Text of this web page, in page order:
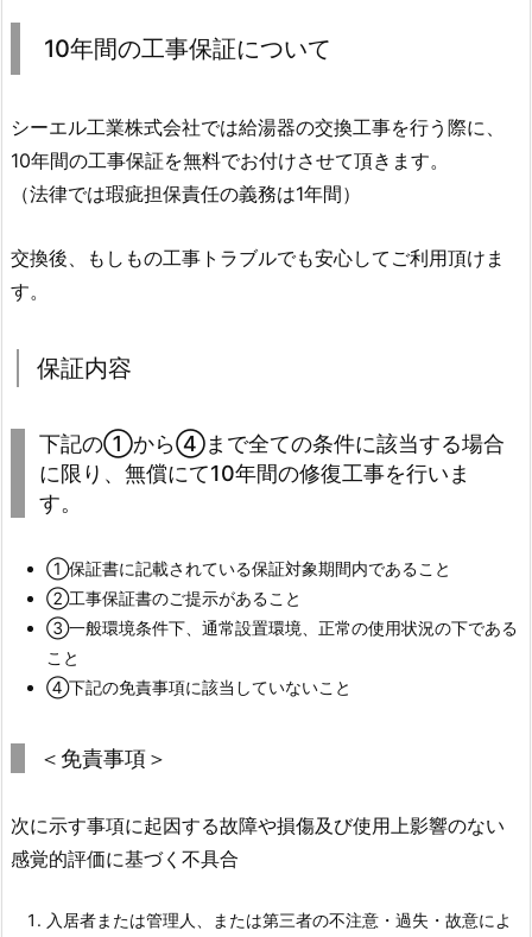
10年間の工事保証について
シーエル工業株式会社では給湯器の交換工事を行う際に、
10年間の工事保証を無料でお付けさせて頂きます。
（法律では瑕疵担保責任の義務は1年間）
交換後、もしもの工事トラブルでも安心してご利用頂けま
す。
保証内容
下記の①から④まで全ての条件に該当する場合
に限り、無償にて10年間の修復工事を行いま
す。
①保証書に記載されている保証対象期間内であること
②工事保証書のご提示があること
③一般環境条件下、通常設置環境、正常の使用状況の下である
こと
④下記の免責事項に該当していないこと
＜免責事項＞
次に示す事項に起因する故障や損傷及び使用上影響のない
感覚的評価に基づく不具合
入居者または管理人、または第三者の不注意・過失・故意によ